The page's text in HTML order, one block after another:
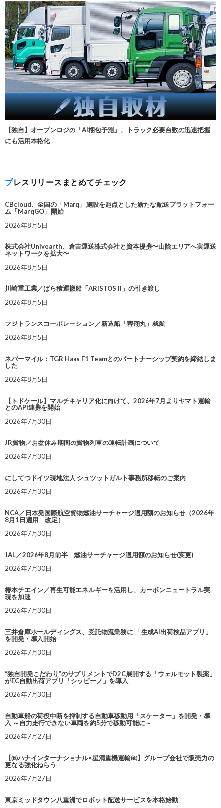
【独自】オープンロジの「AI梱包予測」、トラック必要台数の迅速把握
にも活用本格化
プレスリリースまとめてチェック
CBcloud、全国の「Marq」施設を起点とした新たな配送プラットフォー
ム「MarqGO」開始
2026年8月5日
株式会社Univearth、倉吉運送株式会社と資本提携〜山陰エリアへ実運送
ネットワークを拡大〜
2026年8月5日
川崎重工業／ばら積運搬船「ARISTOS II」の引き渡し
2026年8月5日
フジトランスコーポレーション／新造船「蓉翔丸」就航
2026年8月5日
ネバーマイル：TGR Haas F1 Teamとのパートナーシップ契約を締結しま
した
2026年8月5日
【トドケール】マルチキャリア化に向けて、2026年7月よりヤマト運輸
とのAPI連携を開始
2026年7月30日
JR貨物／お盆休み期間の貨物列車の運転計画について
2026年7月30日
にしてつドイツ現地法人 シュツットガルト事務所移転のご案内
2026年7月30日
NCA／日本発国際航空貨物燃油サーチャージ適用額のお知らせ（2026年
8月1日適用 改定）
2026年7月30日
JAL／2026年8月前半 燃油サーチャージ適用額のお知らせ(変更)
2026年7月30日
椿本チエイン／再生可能エネルギーを活用し、カーボンニュートラル実
現を加速
2026年7月30日
三井倉庫ホールディングス、受託物流業務に 「生成AI出荷検品アプリ」
を開発・導入開始
2026年7月30日
“独自開発こだわり”のサプリメントでD2C展開する「ウェルモット製薬」
がEC自動出荷アプリ「シッピーノ」を導入
2026年7月30日
自動車船の荷役中断を抑制する自動車移動用「スケーター」を開発・導
入 ～自力走行できない車両を約5分で移動可能に～
2026年7月27日
【㈱ハナインターナショナル×星清重機運輸㈱】グループ会社で販売力の
更なる強化ねらう
2026年7月27日
東京ミッドタウン八重洲でロボット配送サービスを本格始動